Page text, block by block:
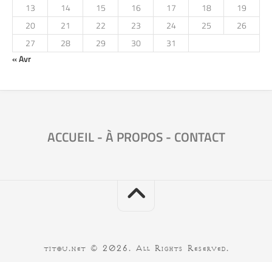
13
14 15 16 17 18
19
20
21 22 23 24 25
26
27
28 29 30
31
« Avr
ACCUEIL-À PROPOS- CONTACT
titou.net © 2026. All Rights Reserved.